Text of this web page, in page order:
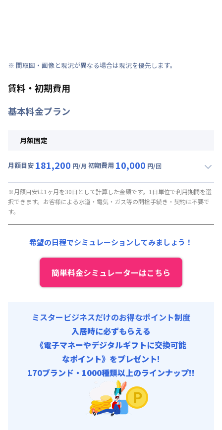
※ 間取図・画像と現況が異なる場合は現況を優先します。
賃料・初期費用
基本料金プラン
月額固定
月額目安 181,200 円/月 初期費用 10,000 円/回
月額賃料目安(30日利用)
賃料 : 135,000円/月 (4,500円/日)
光熱費他 :
その他費用 :
21,000円/月 (700円/日)
寝具/リネン関連 : 5,500円/回
※月額目安は1ヶ月を30日として計算した金額です。1日単位で利用期間を選
択できます。お客様による水道・電気・ガス等の開栓手続き・契約は不要で
す。
希望の日程でシミュレーションしてみましょう！
簡単料金シミュレーターはこちら
ミスタービジネスだけのお得なポイント制度
入居時に必ずもらえる
《電子マネーやデジタルギフトに交換可能
なポイント》をプレゼント!
170ブランド・1000種類以上のラインナップ!!